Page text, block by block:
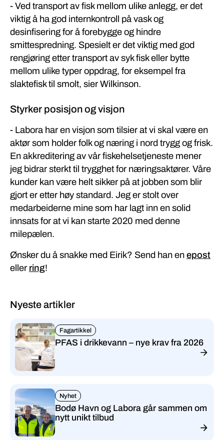
- Ved transport av fisk mellom ulike anlegg, er det
viktig å ha god internkontroll på vask og
desinfisering for å forebygge og hindre
smittespredning. Spesielt er det viktig med god
rengjøring etter transport av syk fisk eller bytte
mellom ulike typer oppdrag, for eksempel fra
slaktefisk til smolt, sier Wilkinson.
Styrker posisjon og visjon
- Labora har en visjon som tilsier at vi skal være en
aktør som holder folk og næring i nord trygg og frisk.
En akkreditering av vår fiskehelsetjeneste mener
jeg bidrar sterkt til trygghet for næringsaktører. Våre
kunder kan være helt sikker på at jobben som blir
gjort er etter høy standard. Jeg er stolt over
medarbeiderne mine som har lagt inn en solid
innsats for at vi kan starte 2020 med denne
milepælen.
Ønsker du å snakke med Eirik? Send han en epost
eller ring!
Nyeste artikler
Fagartikkel
PFAS i drikkevann – nye krav fra 2026
Nyhet
Bodø Havn og Labora går sammen om
nytt unikt tilbud